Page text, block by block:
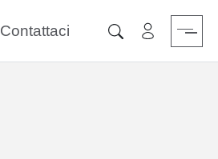
Contattaci Cerca Area